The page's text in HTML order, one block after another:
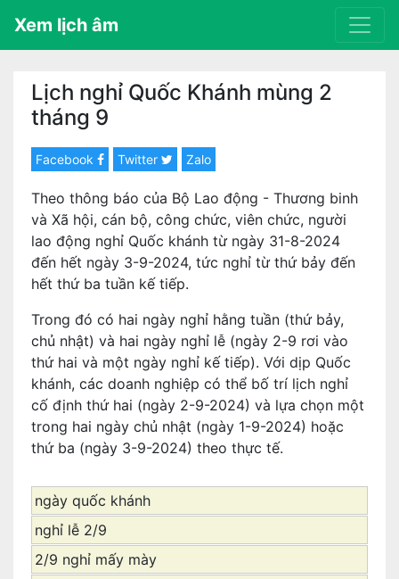
Xem lịch âm
Lịch nghỉ Quốc Khánh mùng 2
tháng 9
Facebook Twitter Zalo
Theo thông báo của Bộ Lao động - Thương binh
và Xã hội, cán bộ, công chức, viên chức, người
lao động nghỉ Quốc khánh từ ngày 31-8-2024
đến hết ngày 3-9-2024, tức nghỉ từ thứ bảy đến
hết thứ ba tuần kế tiếp.
Trong đó có hai ngày nghỉ hằng tuần (thứ bảy,
chủ nhật) và hai ngày nghỉ lễ (ngày 2-9 rơi vào
thứ hai và một ngày nghỉ kế tiếp). Với dịp Quốc
khánh, các doanh nghiệp có thể bố trí lịch nghỉ
cố định thứ hai (ngày 2-9-2024) và lựa chọn một
trong hai ngày chủ nhật (ngày 1-9-2024) hoặc
thứ ba (ngày 3-9-2024) theo thực tế.
ngày quốc khánh
nghỉ lễ 2/9
2/9 nghỉ mấy mày